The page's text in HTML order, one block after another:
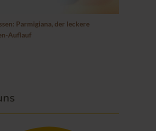
Parmigiana, der leckere
Auflauf